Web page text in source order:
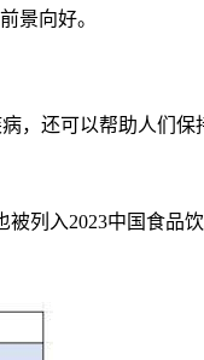
景向好。
，还可以帮助人们保
列入2023中国食品